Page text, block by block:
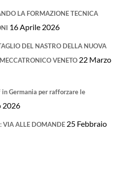
LA FORMAZIONE TECNICA
16 Aprile 2026
DEL NASTRO DELLA NUOVA
VENETO 22 Marzo
Germania per rafforzare le
2026
VIA ALLE DOMANDE 25 Febbraio